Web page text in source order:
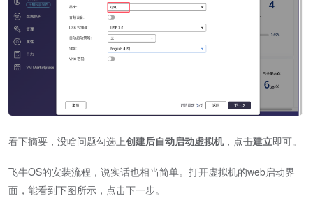
看下摘要，没啥问题勾选上创建后自动启动虚拟机，点击建立即可。
飞牛OS的安装流程，说实话也相当简单。打开虚拟机的web启动界
面，能看到下图所示，点击下一步。